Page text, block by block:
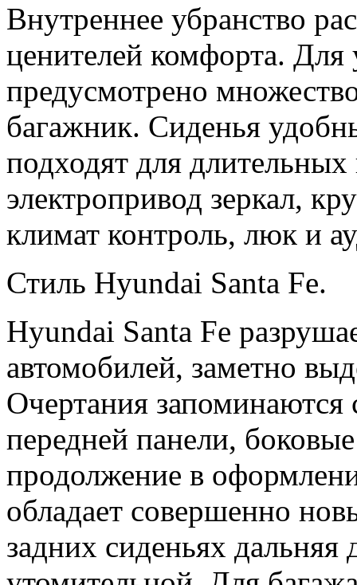
Внутреннее убранство
ценителей комфорта. Для
предусмотрено
багажник. Сиденья
подходят для длительных
электропривод зеркал,
климат контроль, люк и
Стиль Hyundai Santa Fe.
Hyundai Santa Fe
автомобилей, заметно
Очертания запоминаются
передней панели,
продолжение в
обладает совершенно
задних сиденьях дальняя